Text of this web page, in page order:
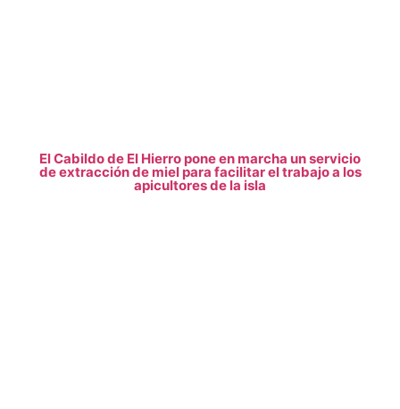
El Cabildo de El Hierro pone en marcha un servicio
de extracción de miel para facilitar el trabajo a los
apicultores de la isla